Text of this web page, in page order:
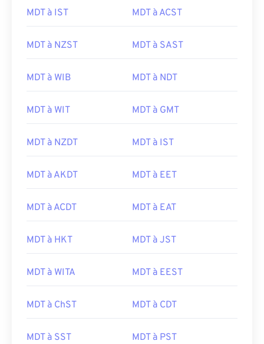
MDT à IST MDT à ACST
MDT à NZST MDT à SAST
MDT à WIB MDT à NDT
MDT à WIT MDT à GMT
MDT à NZDT MDT à IST
MDT à AKDT MDT à EET
MDT à ACDT MDT à EAT
MDT à HKT MDT à JST
MDT à WITA MDT à EEST
MDT à ChST MDT à CDT
MDT à SST MDT à PST